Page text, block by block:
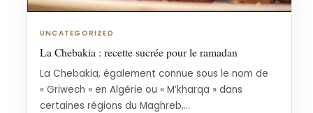
UNCATEGORIZED
La Chebakia : recette sucrée pour le ramadan
La Chebakia, également connue sous le nom de
« Griwech » en Algérie ou « M’kharqa » dans
certaines régions du Maghreb,...